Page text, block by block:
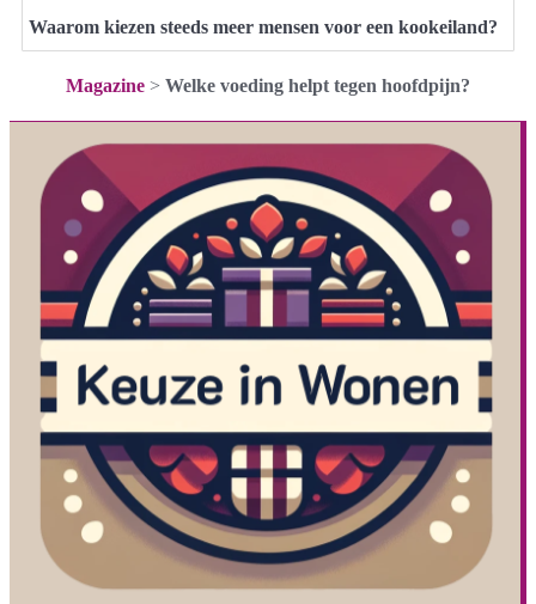
Waarom kiezen steeds meer mensen voor een kookeiland?
Magazine > Welke voeding helpt tegen hoofdpijn?